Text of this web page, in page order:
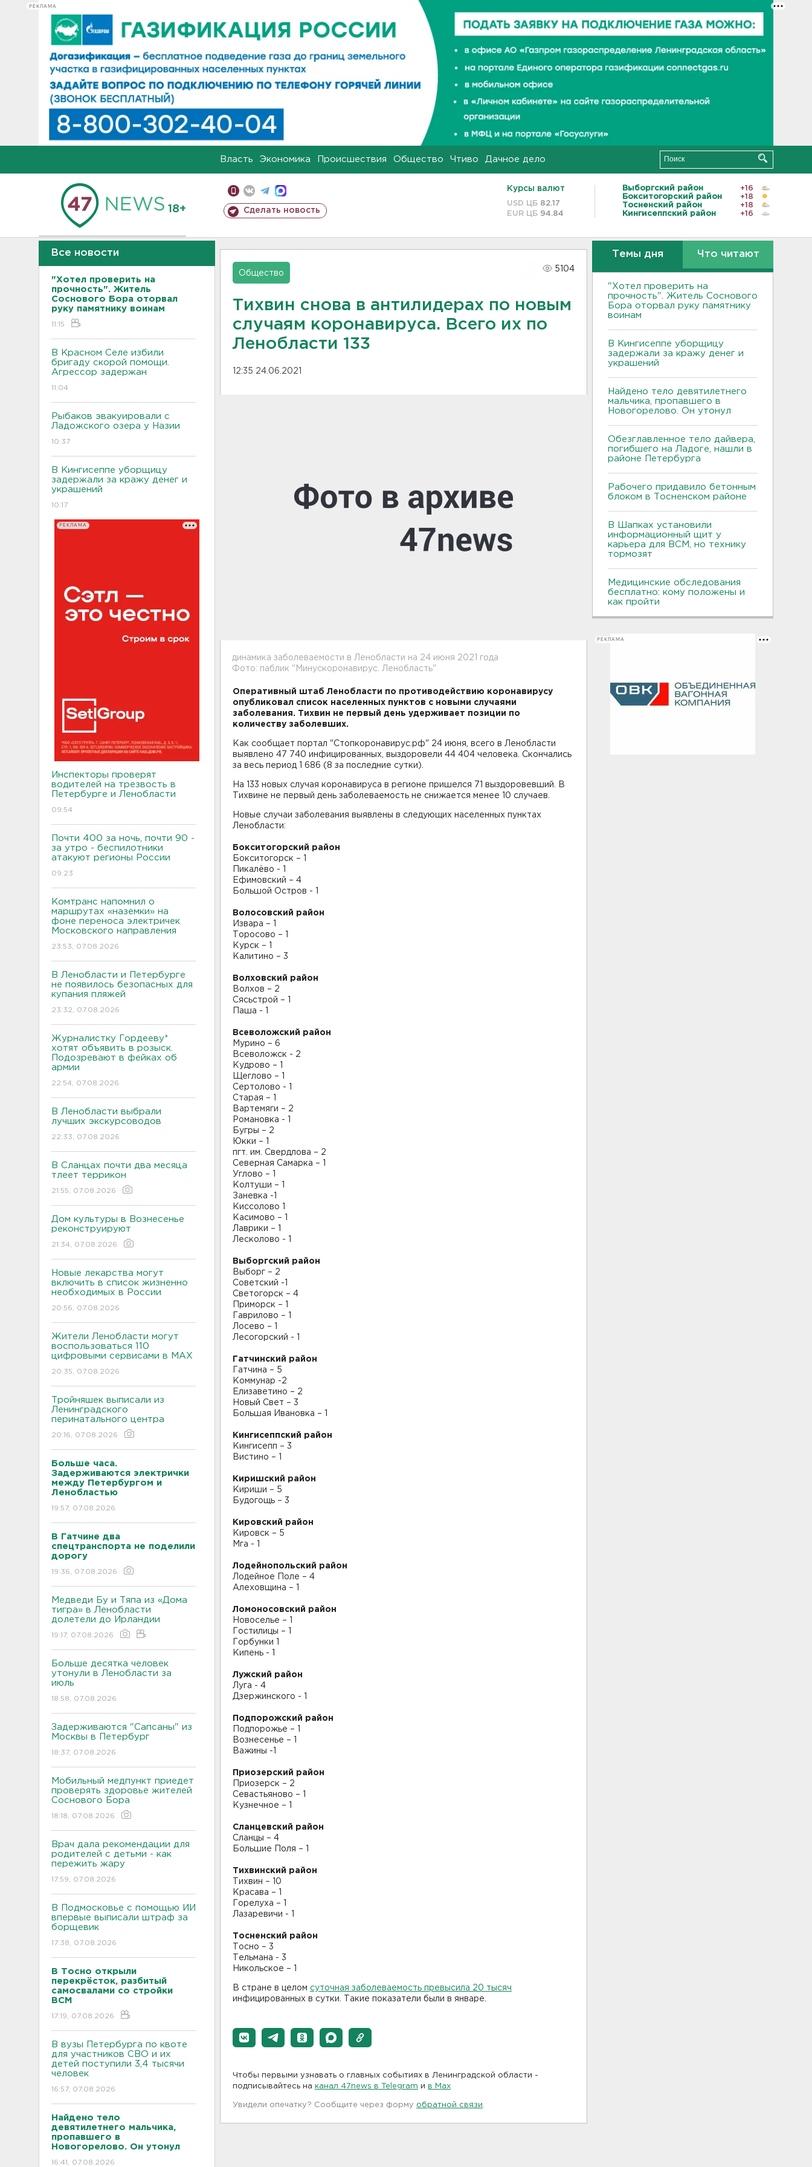
РЕКЛАМА
Власть Экономика Происшествия Общество Чтиво Дачное дело
18+ Сделать новость
Курсы валют
USD ЦБ 82.17
EUR ЦБ 94.84
Выборгский район
+16
Бокситогорский район
+18
Тосненский район
+18
Кингисеппский район
+16
Все новости
"Хотел проверить на
прочность". Житель
Соснового Бора оторвал
руку памятнику воинам
11:15
В Красном Селе избили
бригаду скорой помощи.
Агрессор задержан
11:04
Рыбаков эвакуировали с
Ладожского озера у Назии
10:37
В Кингисеппе уборщицу
задержали за кражу денег и
украшений
10:17
РЕКЛАМА
Инспекторы проверят
водителей на трезвость в
Петербурге и Ленобласти
09:54
Почти 400 за ночь, почти 90 -
за утро - беспилотники
атакуют регионы России
09:23
Комтранс напомнил о
маршрутах «наземки» на
фоне переноса электричек
Московского направления
23:53, 07.08.2026
В Ленобласти и Петербурге
не появилось безопасных для
купания пляжей
23:32, 07.08.2026
Журналистку Гордееву*
хотят объявить в розыск.
Подозревают в фейках об
армии
22:54, 07.08.2026
В Ленобласти выбрали
лучших экскурсоводов
22:33, 07.08.2026
В Сланцах почти два месяца
тлеет террикон
21:55, 07.08.2026
Дом культуры в Вознесенье
реконструируют
21:34, 07.08.2026
Новые лекарства могут
включить в список жизненно
необходимых в России
20:56, 07.08.2026
Жители Ленобласти могут
воспользоваться 110
цифровыми сервисами в МАХ
20:35, 07.08.2026
Тройняшек выписали из
Ленинградского
перинатального центра
20:16, 07.08.2026
Больше часа.
Задерживаются электрички
между Петербургом и
Ленобластью
19:57, 07.08.2026
В Гатчине два
спецтранспорта не поделили
дорогу
19:36, 07.08.2026
Медведи Бу и Тяпа из «Дома
тигра» в Ленобласти
долетели до Ирландии
19:17, 07.08.2026
Больше десятка человек
утонули в Ленобласти за
июль
18:58, 07.08.2026
Задерживаются "Сапсаны" из
Москвы в Петербург
18:37, 07.08.2026
Мобильный медпункт приедет
проверять здоровье жителей
Соснового Бора
18:18, 07.08.2026
Врач дала рекомендации для
родителей с детьми - как
пережить жару
17:59, 07.08.2026
В Подмосковье с помощью ИИ
впервые выписали штраф за
борщевик
17:38, 07.08.2026
В Тосно открыли
перекрёсток, разбитый
самосвалами со стройки
ВСМ
17:19, 07.08.2026
В вузы Петербурга по квоте
для участников СВО и их
детей поступили 3,4 тысячи
человек
16:57, 07.08.2026
Найдено тело
девятилетнего мальчика,
пропавшего в
Новогорелово. Он утонул
16:41, 07.08.2026
Общество
5104
Тихвин снова в антилидерах по новым
случаям коронавируса. Всего их по
Ленобласти 133
12:35 24.06.2021
динамика заболеваемости в Ленобласти на 24 июня 2021 года
Фото: паблик "Минускоронавирус. Ленобласть"
Оперативный штаб Ленобласти по противодействию коронавирусу
опубликовал список населенных пунктов с новыми случаями
заболевания. Тихвин не первый день удерживает позиции по
количеству заболевших.
Как сообщает портал "Стопкоронавирус.рф" 24 июня, всего в Ленобласти
выявлено 47 740 инфицированных, выздоровели 44 404 человека. Скончались
за весь период 1 686 (8 за последние сутки).
На 133 новых случая коронавируса в регионе пришелся 71 выздоровевший. В
Тихвине не первый день заболеваемость не снижается менее 10 случаев.
Новые случаи заболевания выявлены в следующих населенных пунктах
Ленобласти:
Бокситогорский район
Бокситогорск – 1
Пикалёво - 1
Ефимовский – 4
Большой Остров - 1
Волосовский район
Извара – 1
Торосово – 1
Курск – 1
Калитино – 3
Волховский район
Волхов – 2
Сясьстрой – 1
Паша - 1
Всеволожский район
Мурино – 6
Всеволожск - 2
Кудрово – 1
Щеглово – 1
Сертолово - 1
Старая – 1
Вартемяги – 2
Романовка - 1
Бугры – 2
Юкки – 1
пгт. им. Свердлова – 2
Северная Самарка – 1
Углово – 1
Колтуши – 1
Заневка -1
Киссолово 1
Касимово – 1
Лаврики – 1
Лесколово - 1
Выборгский район
Выборг – 2
Советский -1
Светогорск – 4
Приморск – 1
Гаврилово – 1
Лосево – 1
Лесогорский - 1
Гатчинский район
Гатчина – 5
Коммунар -2
Елизаветино – 2
Новый Свет – 3
Большая Ивановка – 1
Кингисеппский район
Кингисепп – 3
Вистино – 1
Киришский район
Кириши – 5
Будогощь – 3
Кировский район
Кировск – 5
Мга - 1
Лодейнопольский район
Лодейное Поле – 4
Алеховщина – 1
Ломоносовский район
Новоселье – 1
Гостилицы – 1
Горбунки 1
Кипень - 1
Лужский район
Луга - 4
Дзержинского - 1
Подпорожский район
Подпорожье – 1
Вознесенье – 1
Важины -1
Приозерский район
Приозерск – 2
Севастьяново – 1
Кузнечное – 1
Сланцевский район
Сланцы – 4
Большие Поля – 1
Тихвинский район
Тихвин – 10
Красава – 1
Горелуха – 1
Лазаревичи - 1
Тосненский район
Тосно – 3
Тельмана - 3
Никольское – 1
В стране в целом суточная заболеваемость превысила 20 тысяч
инфицированных в сутки. Такие показатели были в январе.
Чтобы первыми узнавать о главных событиях в Ленинградской области -
подписывайтесь на канал 47news в Telegram и в Maх
Увидели опечатку? Сообщите через форму обратной связи
Темы дня Что читают
"Хотел проверить на
прочность". Житель Соснового
Бора оторвал руку памятнику
воинам
В Кингисеппе уборщицу
задержали за кражу денег и
украшений
Найдено тело девятилетнего
мальчика, пропавшего в
Новогорелово. Он утонул
Обезглавленное тело дайвера,
погибшего на Ладоге, нашли в
районе Петербурга
Рабочего придавило бетонным
блоком в Тосненском районе
В Шапках установили
информационный щит у
карьера для ВСМ, но технику
тормозят
Медицинские обследования
бесплатно: кому положены и
как пройти
РЕКЛАМА